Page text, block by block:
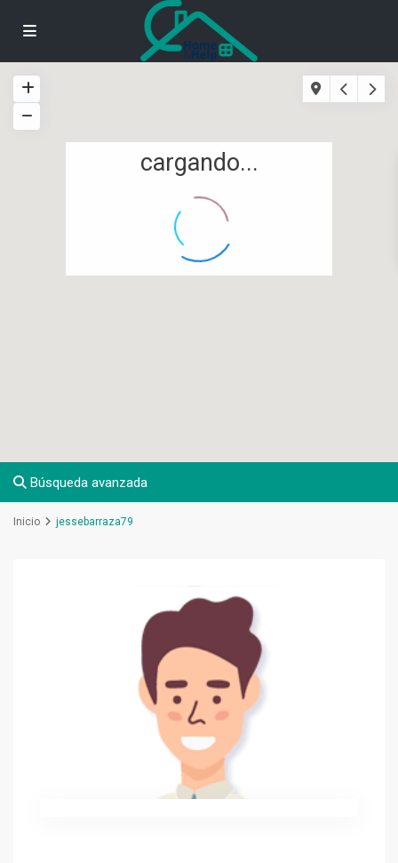
cargando...
Búsqueda avanzada
Inicio jessebarraza79